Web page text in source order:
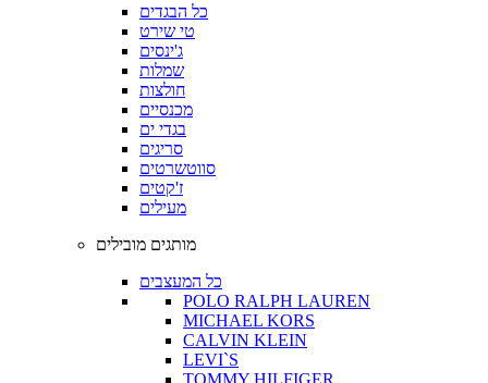
כל הבגדים
טי שירט
ג'ינסים
שמלות
חולצות
מכנסיים
בגדי ים
סריגים
סווטשרטים
ז'קטים
מעילים
מותגים מובילים
כל המעצבים
POLO RALPH LAUREN
MICHAEL KORS
CALVIN KLEIN
LEVI`S
TOMMY HILFIGER